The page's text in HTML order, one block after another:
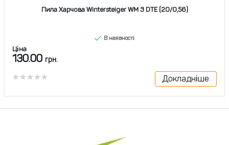
Пила Харчова Wintersteiger WM 3 DTE (20/0,56)
В наявності
Ціна
130.00 грн.
Докладніше